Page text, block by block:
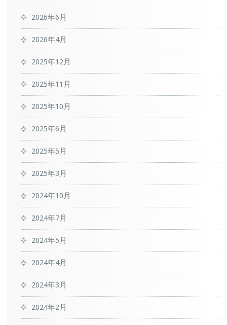
2026年6月
2026年4月
2025年12月
2025年11月
2025年10月
2025年6月
2025年5月
2025年3月
2024年10月
2024年7月
2024年5月
2024年4月
2024年3月
2024年2月